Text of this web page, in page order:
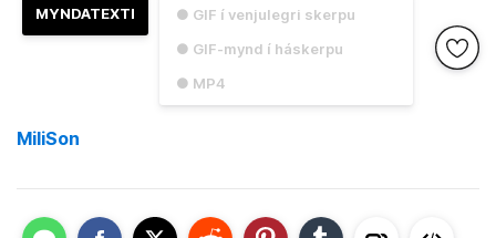
● GIF í venjulegri skerpu
● GIF-mynd í háskerpu
● MP4
MYNDATEXTI
MiliSon